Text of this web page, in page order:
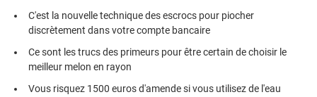
C'est la nouvelle technique des escrocs pour piocher
discrètement dans votre compte bancaire
Ce sont les trucs des primeurs pour être certain de choisir le
meilleur melon en rayon
Vous risquez 1500 euros d'amende si vous utilisez de l'eau